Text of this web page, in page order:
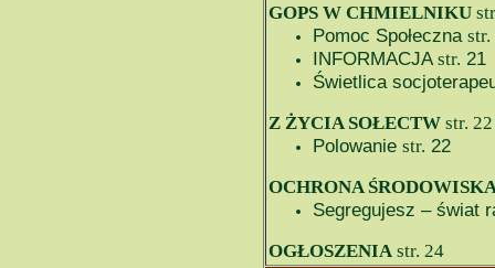
GOPS W CHMIELNIKU
Pomoc Społeczna str.
INFORMACJAstr. 21
Świetlica
Z ŻYCIA SOŁECTW str. 22
Polowanie str. 22
OCHRONA
Segregujesz – świat
OGŁOSZENIA str. 24